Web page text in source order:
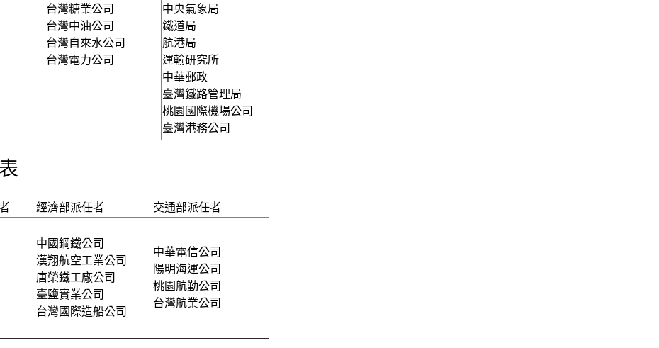
台灣糖業公司
台灣中油公司
台灣自來水公司
台灣電力公司
中央氣象局
鐵道局
航港局
運輸研究所
中華郵政
臺灣鐵路管理局
桃園國際機場公司
臺灣港務公司
經濟部派任者
交通部派任者
中國鋼鐵公司
漢翔航空工業公司
唐榮鐵工廠公司
臺鹽實業公司
台灣國際造船公司
中華電信公司
陽明海運公司
桃園航勤公司
台灣航業公司